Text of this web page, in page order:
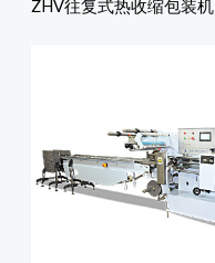
ZHV往复式热收缩包装机